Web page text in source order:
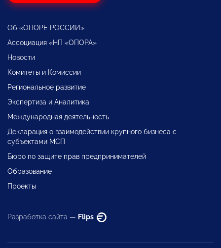
Об «ОПОРЕ РОССИИ»
Ассоциация «НП «ОПОРА»
Новости
Комитеты и Комиссии
Региональное развитие
Экспертиза и Аналитика
Международная деятельность
Декларация о взаимодействии крупного бизнеса с
субъектами МСП
Бюро по защите прав предпринимателей
Образование
Проекты
Разработка сайта — Flips